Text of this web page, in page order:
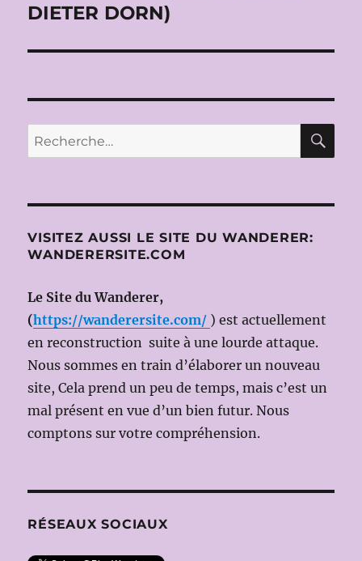
DIETER DORN)
Recherche
pour :
VISITEZ AUSSI LE SITE DU WANDERER:
WANDERERSITE.COM
Le Site du Wanderer,
(https://wanderersite.com/ ) est actuellement
en reconstruction suite à une lourde attaque.
Nous sommes en train d’élaborer un nouveau
site, Cela prend un peu de temps, mais c’est un
mal présent en vue d’un bien futur. Nous
comptons sur votre compréhension.
RÉSEAUX SOCIAUX